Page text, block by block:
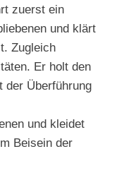
zuerst ein
und klärt
Zugleich
Er holt den
der Überführung
und kleidet
Beisein der